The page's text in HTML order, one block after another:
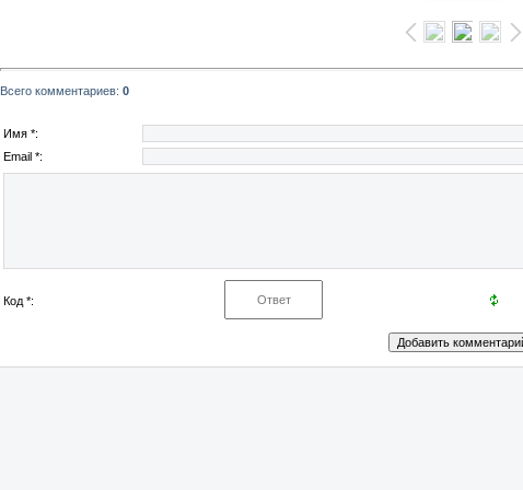
Всего комментариев: 0
Имя *:
Email *:
Код *: